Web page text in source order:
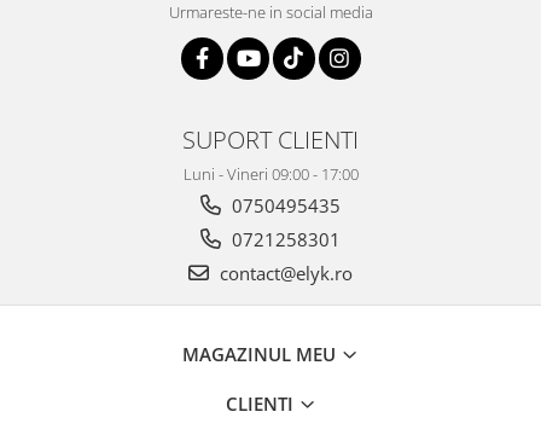
Urmareste-ne in social media
SUPORT CLIENTI
Luni - Vineri 09:00 - 17:00
0750495435
0721258301
contact@elyk.ro
MAGAZINUL MEU
CLIENTI